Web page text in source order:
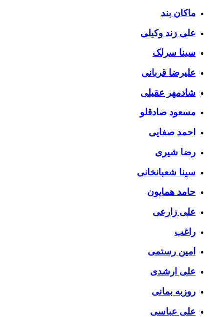
ماکان بند
علی زند وکیلی
سینا سرلک
علیرضا قربانی
شادمهر عقیلی
مسعود صادقلو
احمد صفایی
رضا شیری
سینا شعبانخانی
حامد همایون
علی زارعی
راغب
امین رستمی
علی ارشدی
روزبه بمانی
علی عباسی